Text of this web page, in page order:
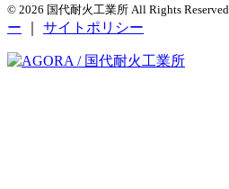
© 2026 国代耐火工業所 All Rights Reserved.
ー
サイトポリシー